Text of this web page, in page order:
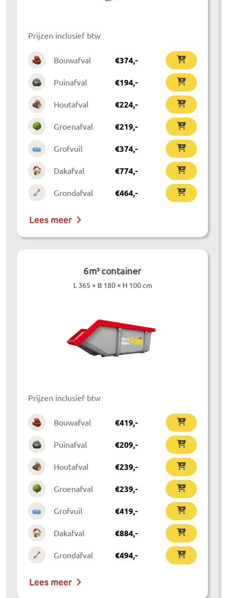
Prijzen inclusief btw
Bouwafval €374,-
Puinafval €194,-
Houtafval €224,-
Groenafval €219,-
Grofvuil €374,-
Dakafval €774,-
Grondafval €464,-
Lees meer
6m³ container
L 365 × B 180 × H 100 cm
Prijzen inclusief btw
Bouwafval €419,-
Puinafval €209,-
Houtafval €239,-
Groenafval €239,-
Grofvuil €419,-
Dakafval €884,-
Grondafval €494,-
Lees meer